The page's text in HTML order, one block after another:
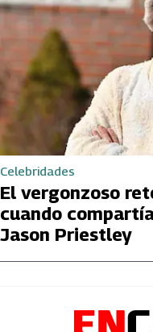
Celebridades
El vergonzoso
cuando
Jason Priestley